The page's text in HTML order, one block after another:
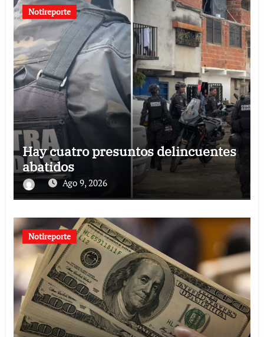
Notireporte
Hay cuatro presuntos delincuentes
abatidos
Ago 9, 2026
Notireporte